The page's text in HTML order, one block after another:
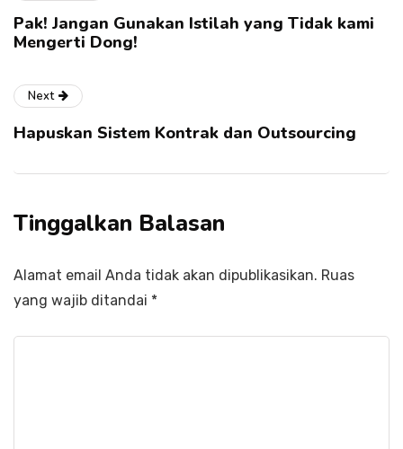
Pak! Jangan Gunakan Istilah yang Tidak kami
Mengerti Dong!
Next
Hapuskan Sistem Kontrak dan Outsourcing
Tinggalkan Balasan
Alamat email Anda tidak akan dipublikasikan. Ruas
yang wajib ditandai *